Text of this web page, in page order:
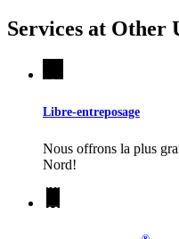
Services at Other
Libre-entreposage
Nous offrons la plus
Nord!